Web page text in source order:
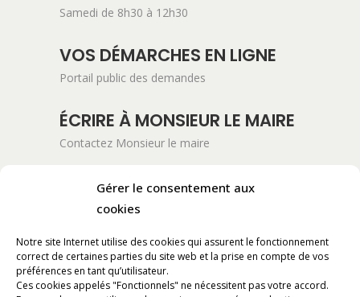
Gérer le consentement aux
cookies
Notre site Internet utilise des cookies qui assurent le fonctionnement
correct de certaines parties du site web et la prise en compte de vos
préférences en tant qu’utilisateur.
Ces cookies appelés "Fonctionnels" ne nécessitent pas votre accord.
Samedi de 8h30 à 12h30
VOS DÉMARCHES EN LIGNE
Portail public des demandes
ÉCRIRE À MONSIEUR LE MAIRE
Contactez Monsieur le maire
ADRESSE POSTALE
Mairie de Pont-Saint-Esprit
BP 11061
30130 Pont-Saint-Esprit